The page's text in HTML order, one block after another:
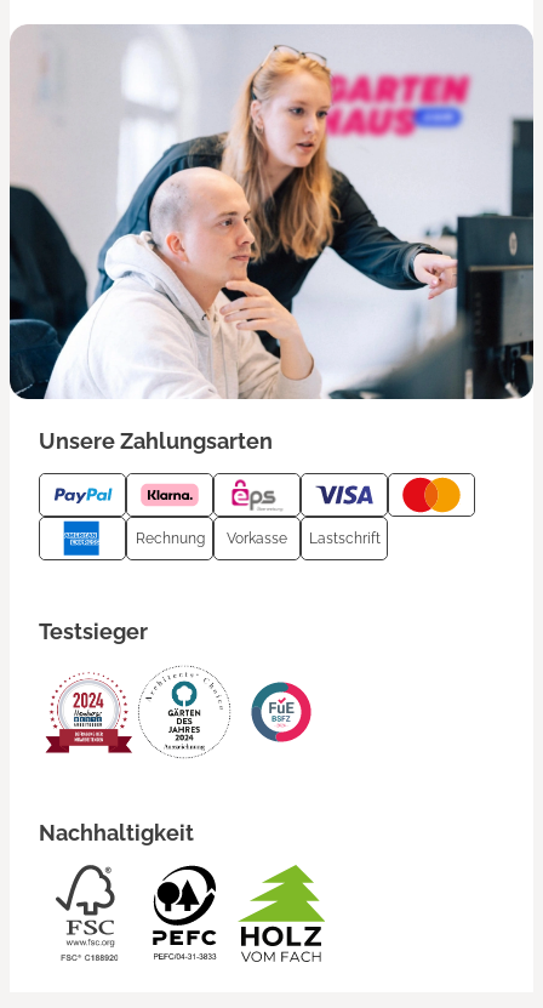
Unsere Zahlungsarten
Rechnung Vorkasse Lastschrift
Testsieger
Nachhaltigkeit